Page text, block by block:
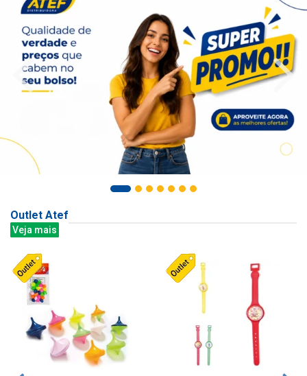
Outlet Atef
Veja mais